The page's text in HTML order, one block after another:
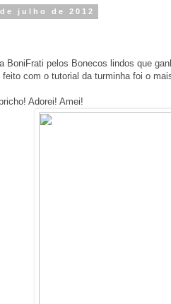
julho de 2012
BoniFrati pelos Bonecos lindos que
com o tutorial da turminha foi o
Adorei! Amei!